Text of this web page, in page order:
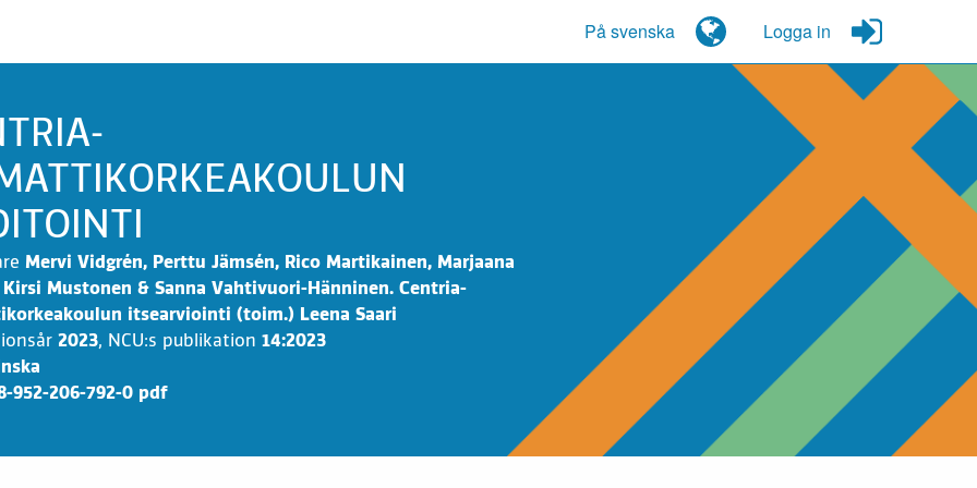
På svenska Logga in
Mervi Vidgrén, Perttu Jämsén, Rico Martikainen, Marjaana
Kirsi Mustonen & Sanna Vahtivuori-Hänninen. Centria-
itsearviointi (toim.) Leena Saari
2023, NCU:s publikation 14:2023
952-206-792-0 pdf